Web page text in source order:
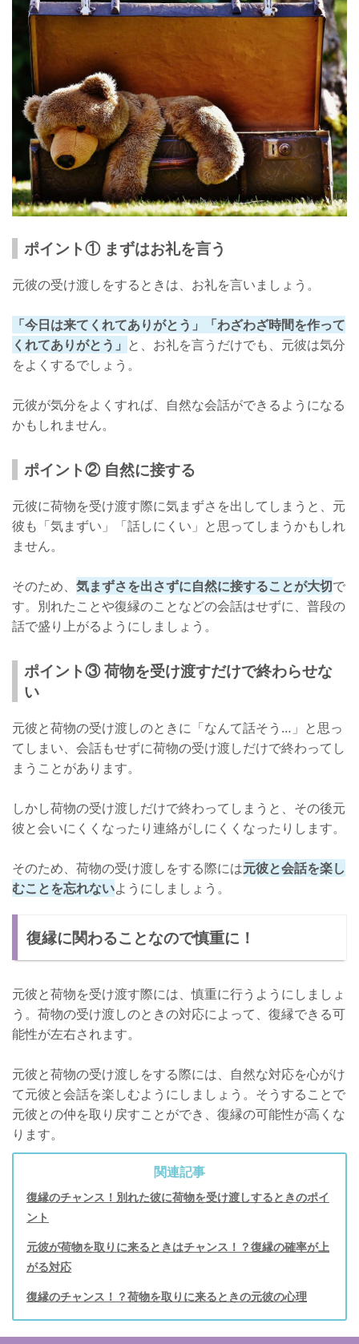
ポイント① まずはお礼を言う
元彼の受け渡しをするときは、お礼を言いましょう。
「今日は来てくれてありがとう」「わざわざ時間を作って
くれてありがとう」 と、お礼を言うだけでも、元彼は気分
をよくするでしょう。
元彼が気分をよくすれば、自然な会話ができるようになる
かもしれません。
ポイント② 自然に接する
元彼に荷物を受け渡す際に気まずさを出してしまうと、元
彼も「気まずい」「話しにくい」と思ってしまうかもしれ
ません。
そのため、 気まずさを出さずに自然に接することが大切で
す。別れたことや復縁のことなどの会話はせずに、普段の
話で盛り上がるようにしましょう。
ポイント③ 荷物を受け渡すだけで終わらせな
い
元彼と荷物の受け渡しのときに「なんて話そう…」と思っ
てしまい、会話もせずに荷物の受け渡しだけで終わってし
まうことがあります。
しかし荷物の受け渡しだけで終わってしまうと、その後元
彼と会いにくくなったり連絡がしにくくなったりします。
そのため、荷物の受け渡しをする際には元彼と会話を楽し
むことを忘れないようにしましょう。
復縁に関わることなので慎重に！
元彼と荷物を受け渡す際には、慎重に行うようにしましょ
う。荷物の受け渡しのときの対応によって、復縁できる可
能性が左右されます。
元彼と荷物の受け渡しをする際には、自然な対応を心がけ
て元彼と会話を楽しむようにしましょう。そうすることで
元彼との仲を取り戻すことができ、復縁の可能性が高くな
ります。
関連記事
復縁のチャンス！別れた彼に荷物を受け渡しするときのポイ
ント
元彼が荷物を取りに来るときはチャンス！？復縁の確率が上
がる対応
復縁のチャンス！？荷物を取りに来るときの元彼の心理